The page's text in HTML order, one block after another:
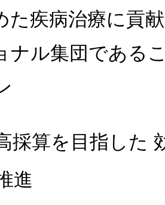
た疾病治療に貢
ナル集団である
採算を目指した
進